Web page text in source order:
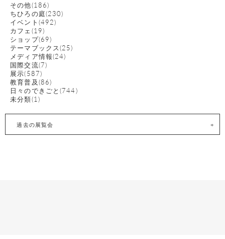
その他(186)
ちひろの庭(230)
イベント(492)
カフェ(19)
ショップ(69)
テーマブックス(25)
メディア情報(24)
国際交流(7)
展示(587)
教育普及(86)
日々のできごと(744)
未分類(1)
過去の展覧会